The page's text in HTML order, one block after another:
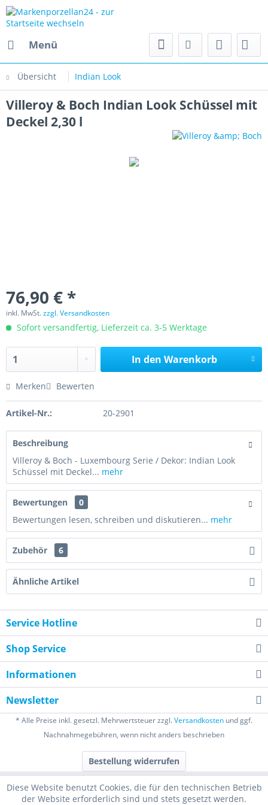
Menü
Übersicht Indian Look
Villeroy & Boch Indian Look Schüssel mit
Deckel 2,30 l
76,90 € *
inkl. MwSt.zzgl. Versandkosten
Sofort versandfertig, Lieferzeit ca. 3-5 Werktage
In den Warenkorb
Merken Bewerten
Artikel-Nr.: 20-2901
Beschreibung
Villeroy & Boch - Luxembourg Serie / Dekor: Indian Look
Schüssel mit Deckel... mehr
Bewertungen
0
Bewertungen lesen, schreiben und diskutieren... mehr
Zubehör 6
Ähnliche Artikel
Service Hotline
Shop Service
Informationen
Newsletter
* Alle Preise inkl. gesetzl. Mehrwertsteuer zzgl.Versandkosten und ggf.
Nachnahmegebühren, wenn nicht anders beschrieben
Bestellung widerrufen
Diese Website benutzt Cookies, die für den technischen Betrieb
der Website erforderlich sind und stets gesetzt werden.